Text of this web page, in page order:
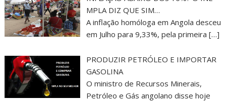
MPLA DIZ QUE SIM…
A inflação homóloga em Angola desceu
em Julho para 9,33%, pela primeira […]
PRODUZIR PETRÓLEO E IMPORTAR
GASOLINA
O ministro de Recursos Minerais,
Petróleo e Gás angolano disse hoje